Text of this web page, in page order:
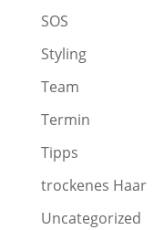
SOS
Styling
Team
Termin
Tipps
trockenes Haar
Uncategorized